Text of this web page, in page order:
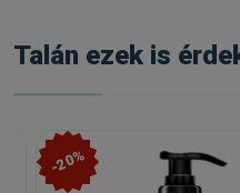
Talán ezek is
-20%